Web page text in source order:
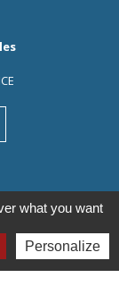
what you want
Personalize